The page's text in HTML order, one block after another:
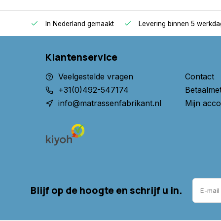
In Nederland gemaakt Levering binnen 5
Klantenservice
Veelgestelde vragen
+31(0)492-547174
info@matrassenfabrikant.nl
Contact
Mijn
Blijf op de hoogte en schrijf u in.